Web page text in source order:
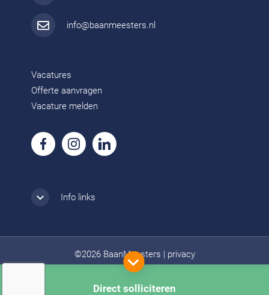
Direct solliciteren
info@baanmeesters.nl
Vacatures
Offerte aanvragen
Vacature melden
Info links
©2026 BaanMeesters privacy